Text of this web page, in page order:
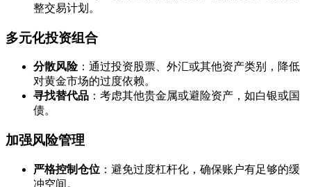
整交易计划。
多元化投资组合
分散风险：通过投资股票、外汇或其他资产类别，降低
对黄金市场的过度依赖。
寻找替代品 ：考虑其他贵金属或避险资产，如白银或国
债。
加强风险管理
严格控制仓位 ：避免过度杠杆化，确保账户有足够的缓
冲空间。